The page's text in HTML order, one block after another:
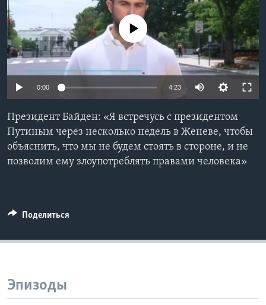
Learning English
СОЦИАЛЬНЫЕ СЕТИ
No media source currently available
0:00 4:23
Президент Байден: «Я встречусь с президентом
Путиным через несколько недель в Женеве, чтобы
объяснить, что мы не будем стоять в стороне, и не
позволим ему злоупотреблять правами человека»
Поделиться
Эпизоды